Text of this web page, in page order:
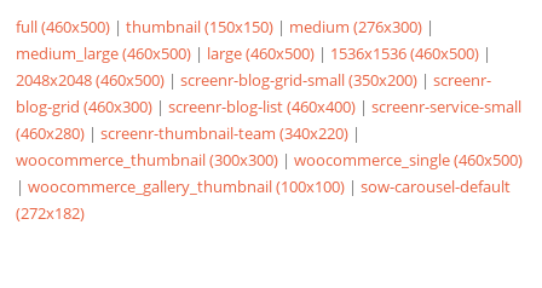
full (460x500) |thumbnail (150x150) | medium (276x300) |
medium_large (460x500) | large (460x500) | 1536x1536 (460x500) |
2048x2048 (460x500) |screenr-blog-grid-small (350x200) |screenr-
blog-grid (460x300) |screenr-blog-list (460x400) |screenr-service-small
(460x280) |screenr-thumbnail-team (340x220) |
woocommerce_thumbnail (300x300) |woocommerce_single (460x500)
|woocommerce_gallery_thumbnail (100x100) |sow-carousel-default
(272x182)